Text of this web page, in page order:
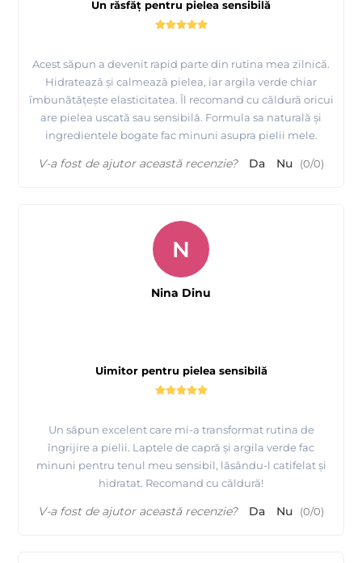
Un răsfăț pentru pielea sensibilă
Acest săpun a devenit rapid parte din rutina mea zilnică.
Hidratează și calmează pielea, iar argila verde chiar
îmbunătățește elasticitatea. Îl recomand cu căldură oricui
are pielea uscată sau sensibilă. Formula sa naturală și
ingredientele bogate fac minuni asupra pielii mele.
V-a fost de ajutor această recenzie? Da Nu (0/0)
Uimitor pentru pielea sensibilă
Un săpun excelent care mi-a transformat rutina de
îngrijire a pielii. Laptele de capră și argila verde fac
minuni pentru tenul meu sensibil, lăsându-l catifelat și
hidratat. Recomand cu căldură!
N
Nina Dinu
V-a fost de ajutor această recenzie? Da Nu (0/0)